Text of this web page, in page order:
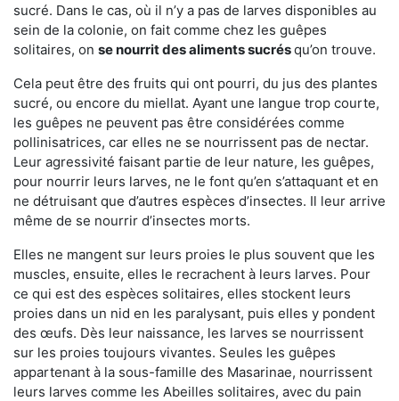
sucré. Dans le cas, où il n’y a pas de larves disponibles au
sein de la colonie, on fait comme chez les guêpes
solitaires, on se nourrit des aliments sucrésqu’on trouve.
Cela peut être des fruits qui ont pourri, du jus des plantes
sucré, ou encore du miellat. Ayant une langue trop courte,
les guêpes ne peuvent pas être considérées comme
pollinisatrices, car elles ne se nourrissent pas de nectar.
Leur agressivité faisant partie de leur nature, les guêpes,
pour nourrir leurs larves, ne le font qu’en s’attaquant et en
ne détruisant que d’autres espèces d’insectes. Il leur arrive
même de se nourrir d’insectes morts.
Elles ne mangent sur leurs proies le plus souvent que les
muscles, ensuite, elles le recrachent à leurs larves. Pour
ce qui est des espèces solitaires, elles stockent leurs
proies dans un nid en les paralysant, puis elles y pondent
des œufs. Dès leur naissance, les larves se nourrissent
sur les proies toujours vivantes. Seules les guêpes
appartenant à la sous-famille des Masarinae, nourrissent
leurs larves comme les Abeilles solitaires, avec du pain